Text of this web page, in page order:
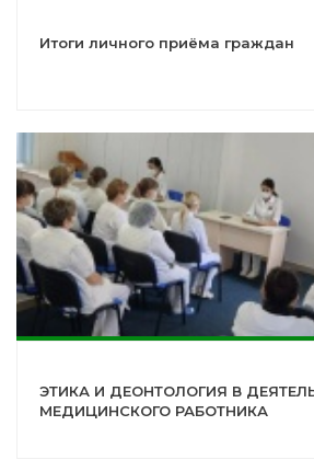
Итоги личного приёма граждан
ЭТИКА И ДЕОНТОЛОГИЯ В
МЕДИЦИНСКОГО РАБОТНИКА